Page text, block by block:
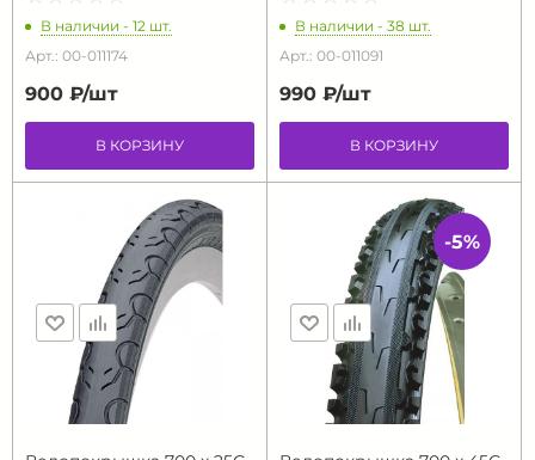
В наличии - 12 шт.
Арт.: 00-011174
900 ₽/шт
В КОРЗИНУ
В наличии - 38 шт.
Арт.: 00-011091
990 ₽/шт
В КОРЗИНУ
-5%